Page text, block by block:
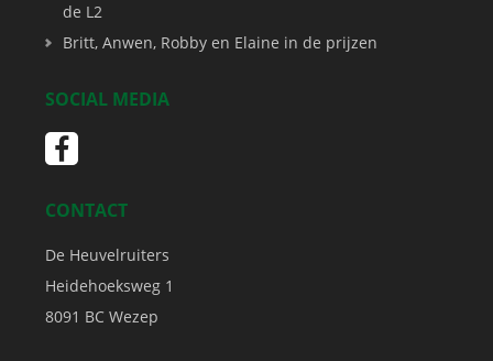
de L2
Britt, Anwen, Robby en Elaine in de prijzen
SOCIAL MEDIA
CONTACT
De Heuvelruiters
Heidehoeksweg 1
8091 BC Wezep